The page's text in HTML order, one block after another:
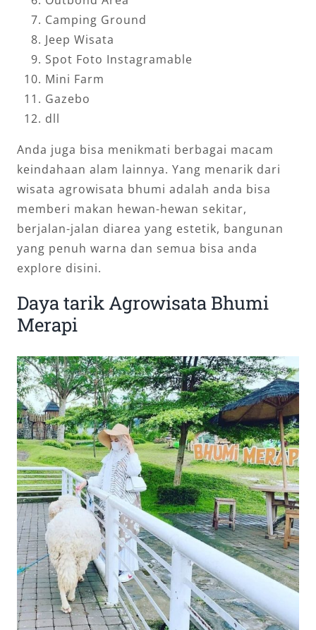
Camping Ground
Jeep Wisata
Spot Foto Instagramable
Mini Farm
Gazebo
dll
Anda juga bisa menikmati berbagai macam
keindahaan alam lainnya. Yang menarik dari
wisata agrowisata bhumi adalah anda bisa
memberi makan hewan-hewan sekitar,
berjalan-jalan diarea yang estetik, bangunan
yang penuh warna dan semua bisa anda
explore disini.
Daya tarik Agrowisata Bhumi
Merapi